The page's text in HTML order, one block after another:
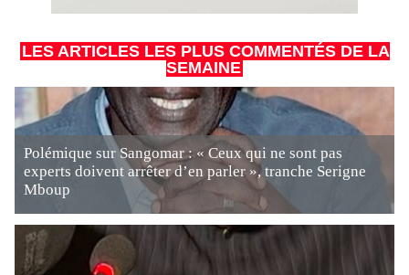
LES ARTICLES LES PLUS COMMENTÉS DE LA
SEMAINE
Polémique sur Sangomar : « Ceux qui ne sont pas
experts doivent arrêter d’en parler », tranche Serigne
Mboup